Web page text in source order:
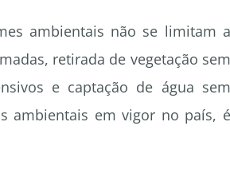
ambientais não se limitam a
retirada de vegetação sem
e captação de água sem
ambientais em vigor no país, é